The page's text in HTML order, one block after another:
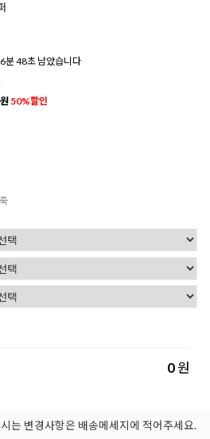
분 46초 남았습니다
원 50%할인
0원
는 변경사항은 배송메세지에 적어주세요.